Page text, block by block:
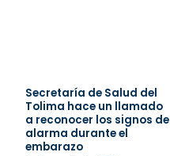
Secretaría de Salud del
Tolima hace un llamado
a reconocer los signos de
alarma durante el
embarazo